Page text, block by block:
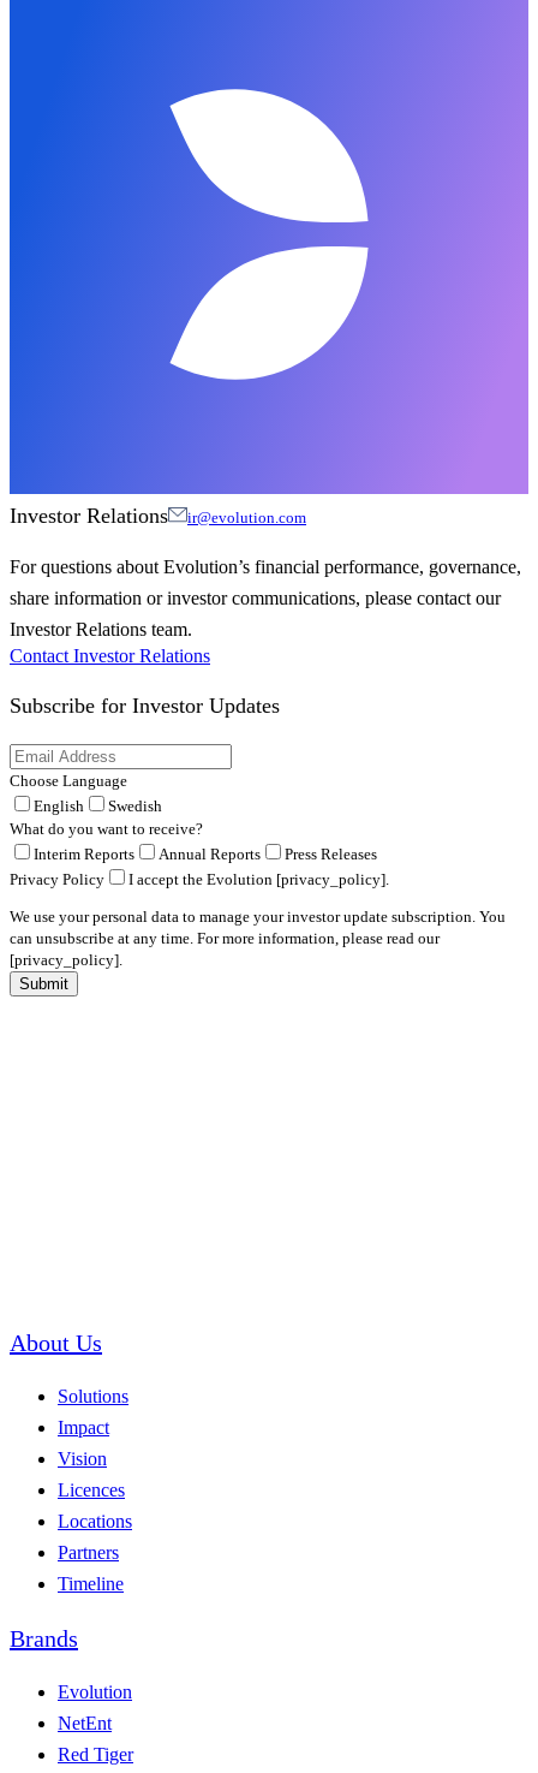
Investor Relations ir@evolution.com
For questions about Evolution’s financial performance, governance,
share information or investor communications, please contact our
Investor Relations team.
Contact Investor Relations
Subscribe for Investor Updates
Choose Language
English
Swedish
What do you want to receive?
Interim Reports
Annual Reports
Press Releases
Privacy Policy
I accept the Evolution [privacy_policy].
We use your personal data to manage your investor update subscription. You
can unsubscribe at any time. For more information, please read our
[privacy_policy].
Submit
About Us
Solutions
Impact
Vision
Licences
Locations
Partners
Timeline
Brands
Evolution
NetEnt
Red Tiger